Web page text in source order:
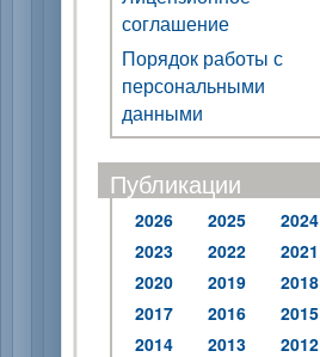
соглашение
Порядок работы с
персональными
данными
Публикации
2026 2025
2024
2023
2022
2021
2020
2019
2018
2017
2016
2015
2014
2013
2012